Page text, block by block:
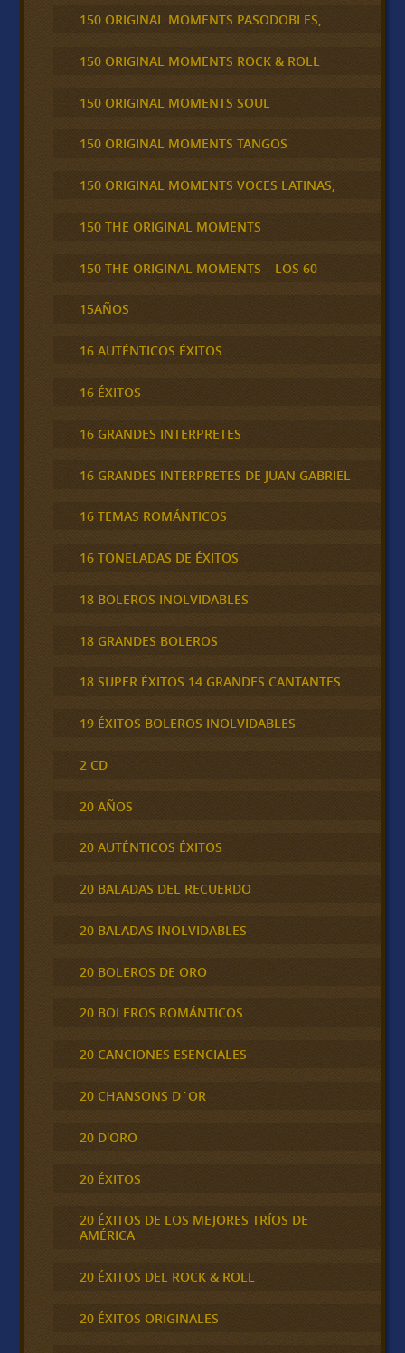
150 ORIGINAL MOMENTS PASODOBLES,
150 ORIGINAL MOMENTS ROCK & ROLL
150 ORIGINAL MOMENTS SOUL
150 ORIGINAL MOMENTS TANGOS
150 ORIGINAL MOMENTS VOCES LATINAS,
150 THE ORIGINAL MOMENTS
150 THE ORIGINAL MOMENTS – LOS 60
15AÑOS
16 AUTÉNTICOS ÉXITOS
16 ÉXITOS
16 GRANDES INTERPRETES
16 GRANDES INTERPRETES DE JUAN GABRIEL
16 TEMAS ROMÁNTICOS
16 TONELADAS DE ÉXITOS
18 BOLEROS INOLVIDABLES
18 GRANDES BOLEROS
18 SUPER ÉXITOS 14 GRANDES CANTANTES
19 ÉXITOS BOLEROS INOLVIDABLES
2 CD
20 AÑOS
20 AUTÉNTICOS ÉXITOS
20 BALADAS DEL RECUERDO
20 BALADAS INOLVIDABLES
20 BOLEROS DE ORO
20 BOLEROS ROMÁNTICOS
20 CANCIONES ESENCIALES
20 CHANSONS D´OR
20 D'ORO
20 ÉXITOS
20 ÉXITOS DE LOS MEJORES TRÍOS DE
AMÉRICA
20 ÉXITOS DEL ROCK & ROLL
20 ÉXITOS ORIGINALES